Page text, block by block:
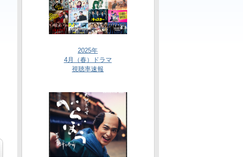
2025年
4月（春）ドラマ
視聴率速報